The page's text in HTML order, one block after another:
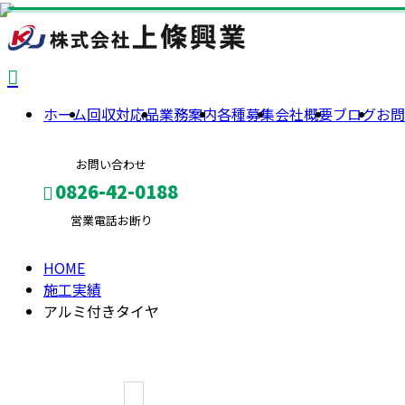
ホーム回収対応品業務案内各種募集会社概要ブログお
お問い合わせ
0826-42-0188
営業電話お断り
メールフォーム
回
収
応
品
HOME
施工実績
アルミ付きタイヤ